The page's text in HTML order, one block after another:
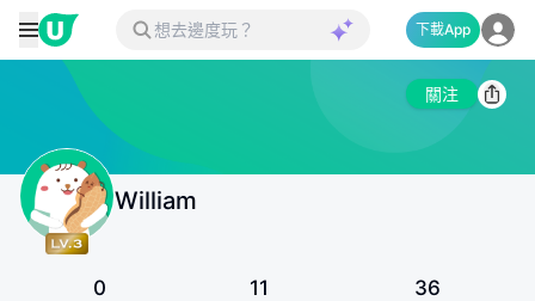
下載App
關注
William
0 11 36